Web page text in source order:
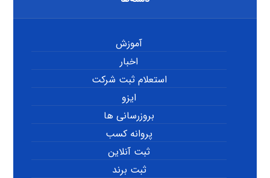
آموزش
اخبار
استعلام ثبت شرکت
ایزو
بروزرسانی ها
پروانه کسب
ثبت آنلاین
ثبت برند